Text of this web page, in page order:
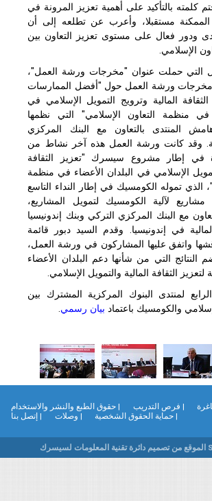
بالتأكيد على أهمية تعزيز المرونة في
مستقبلا، وأعرب عن تطلعه إلى أن
ودور فعال على مستوى تعزيز التعاون بين
الإسلامي.
حملت عنوان "مخرجات ورشة العمل"،
ورشة العمل حول "أفضل الممارسات
المالية وترويج التمويل الإسلامي في
منظمة التعاون الإسلامي" التي نظمها
بالتعاون مع البنك المركزي
وقد كانت ورشة العمل هذه آخر نشاط من
في إطار مشروع سيسرك "تعزيز الثقافة
الإسلامي في البلدان الأعضاء في منظمة
الذي تموله الكومسيك في إطار النداء التاسع
لآلية الكومسيك لتمويل المشاريع،
مع البنك المركزي التركي وبنك إندونيسيا
في إندونيسيا. وقدم السيد دبور قائمة
واتفق عليها المشاركون في ورشة العمل،
النتائج التي من شأنها دعم البلدان الأعضاء
الثقافة المالية والتمويل الإسلامي.
لمنتدى البنوك المركزية المشترك بين
والكومسيك باعتمادبيان رسمي.
| فرص التدريب
| حقوق الطبع والنشر والاستخدام
| حماية الحقوق الشخصية
| وصلات | إتصل بنا